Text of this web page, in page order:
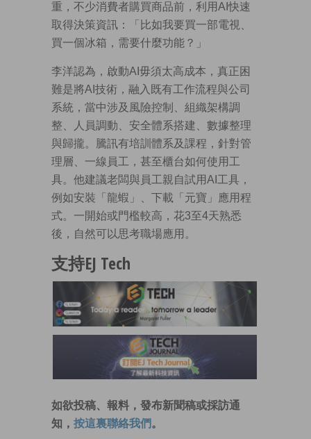
重，不少消費者購買商品前，利用AI快速
取得決策資訊：「比如我要買一部電視、
買一個冰箱，需要什麼功能？」
李洋認為，啟動AI毋須太高成本，真正困
難是將AI技術，融入既有工作流程與公司
系統，當中涉及風險控制、組織架構調
整、人員調動、安全體系搭建、數據整理
與歸攏。騰訊有培訓體系及課程，針對管
理層、一線員工，甚至櫃台如何使用工
具。他建議老闆與員工親自試用AI工具，
例如安裝「龍蝦」、下載「元寶」應用程
式。一開始或門檻較高，花3至4天熟悉
後，自然可以思考職場應用。
支持EJ Tech
如欲投稿、報料，發布新聞稿或採訪通
知， 按這裏聯絡我們 。